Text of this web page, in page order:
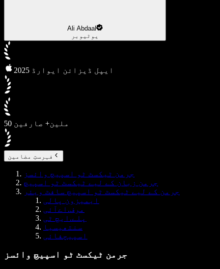
Ali Abdaal
یوٹیوبر
2025 ایپل ڈیزائن ایوارڈ
50 ملین+ صارفین
فہرستِ مضامین
جرمن ٹیکسٹ ٹو اسپیچ وائسز
جرمن زبان کے لیے ٹیکسٹ ٹو اسپیچ
جرمن کے لیے ٹیکسٹ ٹو اسپیچ سافٹ ویئر
ایمیزون پالی
مرف.اےآئی
پلے.ایچ ٹی
سنتھیسیا
اسپیچفائی
جرمن ٹیکسٹ ٹو اسپیچ وائسز